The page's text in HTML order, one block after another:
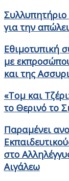
για την
Εθιμοτυπική
με
και της
«Τομ και
το Θερινό το
Παραμένει
στο
Αιγάλεω